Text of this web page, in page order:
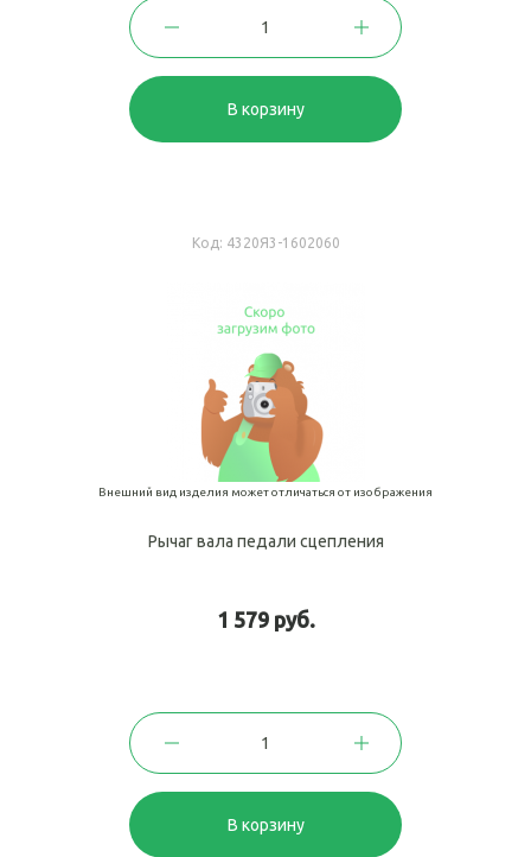
В корзину
Код: 4320Я3-1602060
Внешний вид изделия может отличаться от изображения
Рычаг вала педали сцепления
1 579 руб.
В корзину